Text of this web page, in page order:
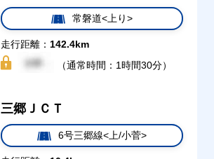
常磐道<上り>
走行距離： 142.4km
（通常時間：1時間30分）
三郷ＪＣＴ
6号三郷線<上/小菅>